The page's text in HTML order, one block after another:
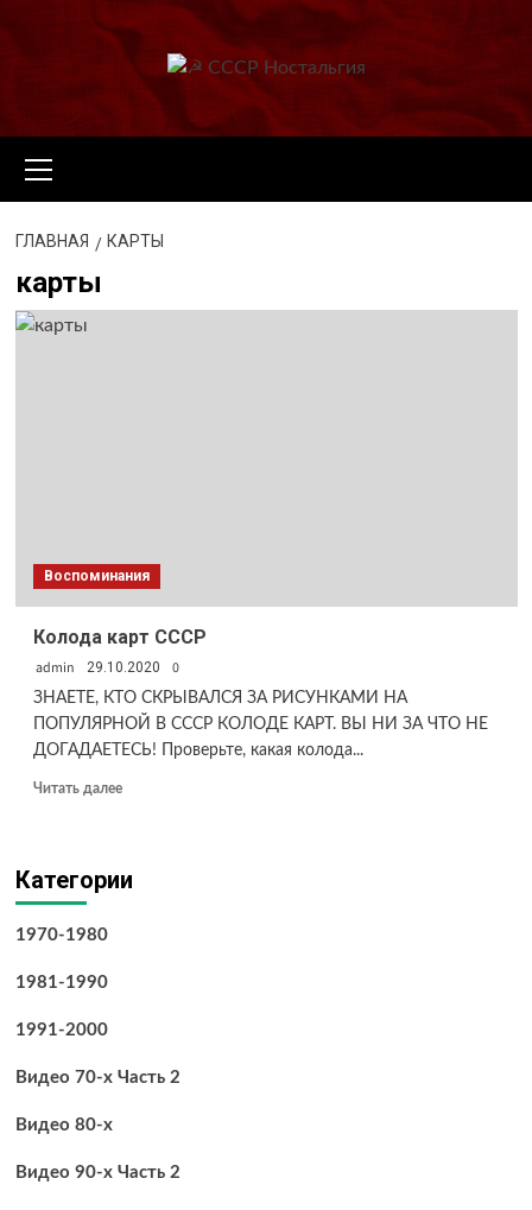
меню
ГЛАВНАЯ КАРТЫ
карты
Воспоминания
Колода карт СССР
admin 29.10.2020 0
ЗНАЕТЕ, КТО СКРЫВАЛСЯ ЗА РИСУНКАМИ НА
ПОПУЛЯРНОЙ В СССР КОЛОДЕ КАРТ. ВЫ НИ ЗА ЧТО НЕ
ДОГАДАЕТЕСЬ! Проверьте, какая колода...
Читать далееПрочитать
карт
Категории
1970-1980
1981-1990
1991-2000
Видео 70-х Часть 2
Видео 80-х
Видео 90-х Часть 2